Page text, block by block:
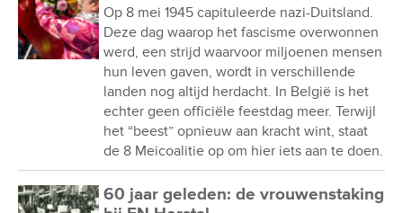
Op 8 mei 1945 capituleerde nazi-Duitsland.
Deze dag waarop het fascisme overwonnen
werd, een strijd waarvoor miljoenen mensen
hun leven gaven, wordt in verschillende
landen nog altijd herdacht. In België is het
echter geen officiële feestdag meer. Terwijl
het “beest” opnieuw aan kracht wint, staat
de 8 Meicoalitie op om hier iets aan te doen.
60 jaar geleden: de vrouwenstaking